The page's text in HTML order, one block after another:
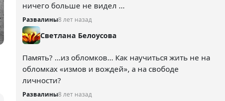
ничего больше не видел ...
Развалины8 лет назад
Светлана Белоусова
Память? ...из обломков... Как научиться жить не на
обломках «измов и вождей», а на свободе
личности?
Развалины8 лет назад